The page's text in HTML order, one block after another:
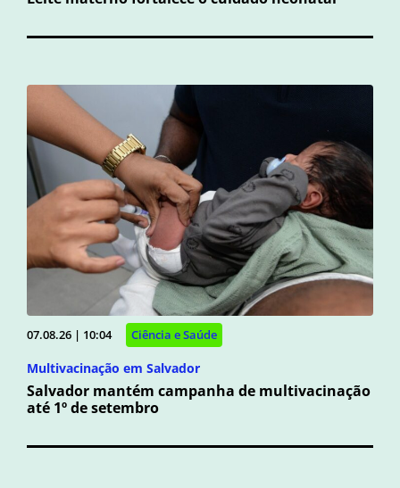
07.08.26 | 10:04 Ciência e Saúde
Multivacinação em Salvador
Salvador mantém campanha de multivacinação
até 1º de setembro